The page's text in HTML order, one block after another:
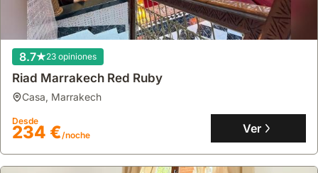
8.7 23 opiniones
Riad Marrakech Red Ruby
casa, Marrakech
Desde
234 €/noche Ver